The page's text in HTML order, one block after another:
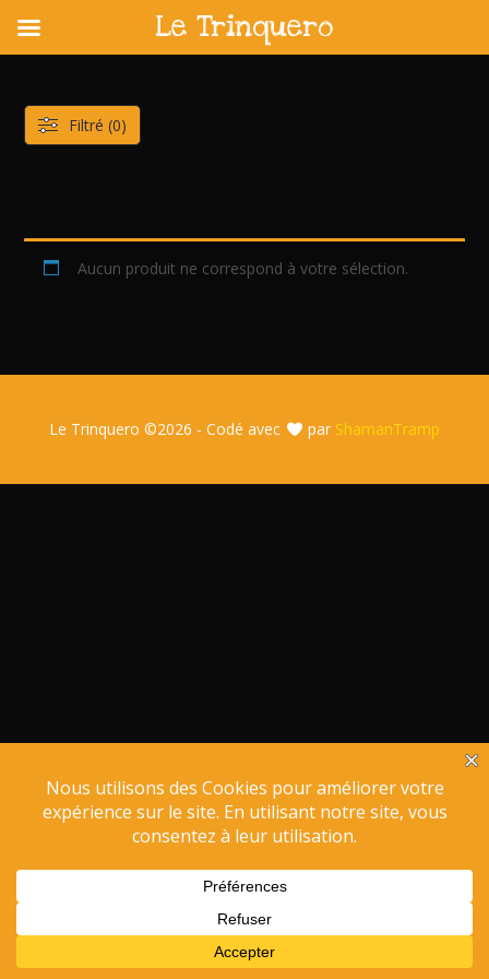
content
Aucun produit ne correspond à votre sélection.
Filtré (0)
Le Trinquero ©2026 - Codé avec par ShamanTramp
Le Trinquero